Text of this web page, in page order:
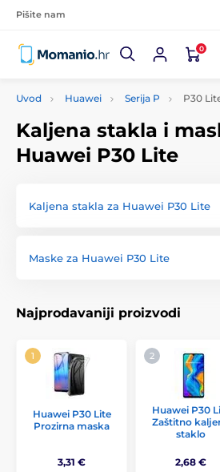
Pišite nam
0
Uvod Huawei Serija P P30
Kaljena stakla i
Huawei P30 Lite
Kaljena stakla za Huawei P30 Lite
Maske za Huawei P30 Lite
Najprodavaniji proizvodi
Huawei P30 Lite
Prozirna maska
3,31 €
Huawei P30
Zaštitno
staklo
2,68 €